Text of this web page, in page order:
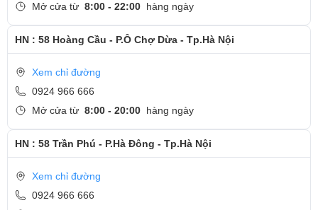
CỔNG KẾT NỐI:
Mở cửa từ 8:00 - 22:00 hàng ngày
HN : 58 Hoàng Cầu - P.Ô Chợ Dừa - Tp.Hà Nội
Xem chỉ đường
0924 966 666
Mở cửa từ 8:00 - 20:00 hàng ngày
HN : 58 Trần Phú - P.Hà Đông - Tp.Hà Nội
Xem chỉ đường
0924 966 666